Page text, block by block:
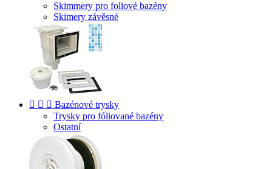
Skimmery pro foliové bazény
Skimery závěsné
   Bazénové trysky
Trysky pro fóliované bazény
Ostatní